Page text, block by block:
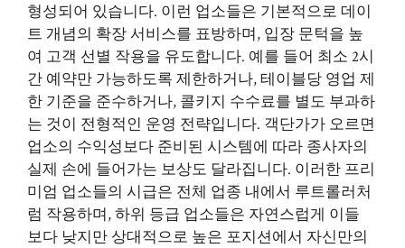
형성되어 있습니다. 이런 업소들은 기본적으로 데이
트 개념의 확장 서비스를 표방하며, 입장 문턱을 높
여 고객 선별 작용을 유도합니다. 예를 들어 최소 2시
간 예약만 가능하도록 제한하거나, 테이블당 영업 제
한 기준을 준수하거나, 콜키지 수수료를 별도 부과하
는 것이 전형적인 운영 전략입니다. 객단가가 오르면
업소의 수익성보다 준비된 시스템에 따라 종사자의
실제 손에 들어가는 보상도 달라집니다. 이러한 프리
미엄 업소들의 시급은 전체 업종 내에서 루트롤러처
럼 작용하며, 하위 등급 업소들은 자연스럽게 이들
보다 낮지만 상대적으로 높은 포지션에서 자신만의